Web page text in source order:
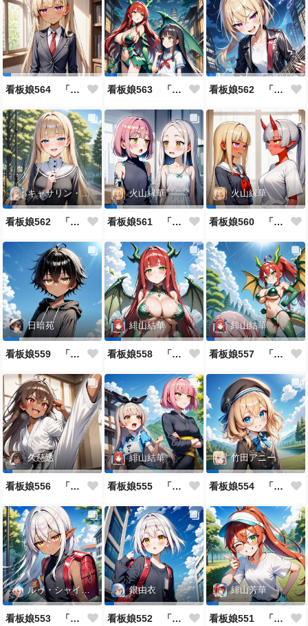
看板娘564 「ジェルマ・レスポストン・八百のよもやま話」 看板娘563 「騒ぎの終わり」 看板娘562 「八木沼千絵のよもやま話」
キャサリン・アストリー
看板娘562 「キャサリン・アストリーのよもやま話」
火山縁華
看板娘561 「火山一族」
火山縁華
看板娘560 「緋山一族」
日暗苑
看板娘559 「日暗苑のよもやま話」
緋山結華
看板娘558 「緋山結華」キャラクター紹介
緋山結華
看板娘557 「其々の再会」
久慈透
看板娘556 「久慈透のよもやま話」
緋山結華
看板娘555 「帰還、そして目覚め。」
竹田アニー
看板娘554 「竹田アニーのよもやま話」
ルゥ・シャイニー
看板娘553 「ルゥ・シャイニーのよもやま話」
銀由衣
看板娘552 「銀由衣」
緋山芳華
看板娘551 「緋山芳華のよもやま話」